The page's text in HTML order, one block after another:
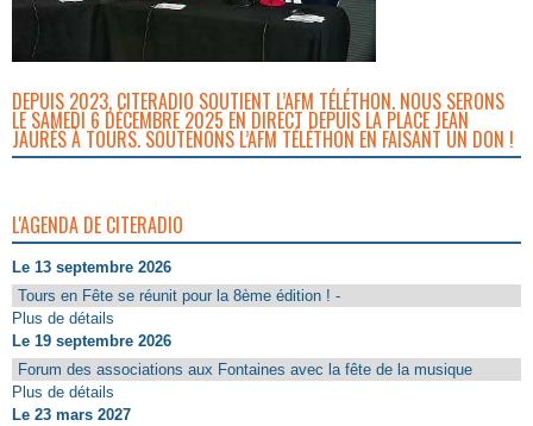
DEPUIS 2023, CITERADIO SOUTIENT L’AFM TÉLÉTHON. NOUS SERONS
LE SAMEDI 6 DÉCEMBRE 2025 EN DIRECT DEPUIS LA PLACE JEAN
JAURÈS À TOURS. SOUTENONS L’AFM TÉLÉTHON EN FAISANT UN DON !
L'AGENDA DE CITERADIO
Le 13 septembre 2026
Tours en Fête se réunit pour la 8ème édition ! -
Plus de détails
Le 19 septembre 2026
Forum des associations aux Fontaines avec la fête de la musique
Plus de détails
Le 23 mars 2027